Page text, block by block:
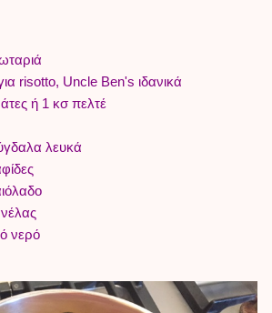
risotto, Uncle Ben's ιδανικά
ή 1 κσ πελτέ
λευκά
νερό